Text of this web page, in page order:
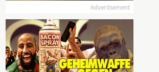
Advertisement